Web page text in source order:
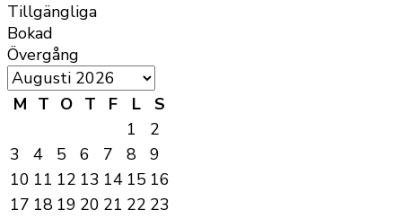
Tillgängliga
Bokad
Övergång
M T O T F L
S
1
2
3
4 5 6 7 8
9
10 11 12 13 14 15 16
17 18 19 20 21 22 23